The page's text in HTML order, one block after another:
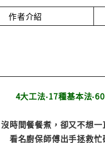
作者介紹
4大工法‧17種基本法
沒時間餐餐煮，卻又不想一
看名廚保師傅出手拯救忙